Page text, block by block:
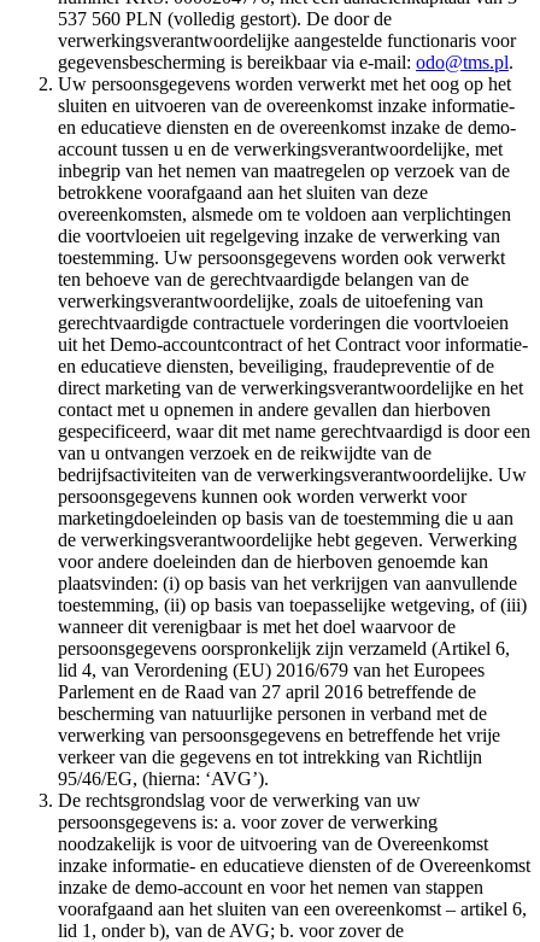
537 560 PLN (volledig gestort). De door de
verwerkingsverantwoordelijke aangestelde functionaris voor
gegevensbescherming is bereikbaar via e-mail: odo@tms.pl.
Uw persoonsgegevens worden verwerkt met het oog op het
sluiten en uitvoeren van de overeenkomst inzake informatie-
en educatieve diensten en de overeenkomst inzake de demo-
account tussen u en de verwerkingsverantwoordelijke, met
inbegrip van het nemen van maatregelen op verzoek van de
betrokkene voorafgaand aan het sluiten van deze
overeenkomsten, alsmede om te voldoen aan verplichtingen
die voortvloeien uit regelgeving inzake de verwerking van
toestemming. Uw persoonsgegevens worden ook verwerkt
ten behoeve van de gerechtvaardigde belangen van de
verwerkingsverantwoordelijke, zoals de uitoefening van
gerechtvaardigde contractuele vorderingen die voortvloeien
uit het Demo-accountcontract of het Contract voor informatie-
en educatieve diensten, beveiliging, fraudepreventie of de
direct marketing van de verwerkingsverantwoordelijke en het
contact met u opnemen in andere gevallen dan hierboven
gespecificeerd, waar dit met name gerechtvaardigd is door een
van u ontvangen verzoek en de reikwijdte van de
bedrijfsactiviteiten van de verwerkingsverantwoordelijke. Uw
persoonsgegevens kunnen ook worden verwerkt voor
marketingdoeleinden op basis van de toestemming die u aan
de verwerkingsverantwoordelijke hebt gegeven. Verwerking
voor andere doeleinden dan de hierboven genoemde kan
plaatsvinden: (i) op basis van het verkrijgen van aanvullende
toestemming, (ii) op basis van toepasselijke wetgeving, of (iii)
wanneer dit verenigbaar is met het doel waarvoor de
persoonsgegevens oorspronkelijk zijn verzameld (Artikel 6,
lid 4, van Verordening (EU) 2016/679 van het Europees
Parlement en de Raad van 27 april 2016 betreffende de
bescherming van natuurlijke personen in verband met de
verwerking van persoonsgegevens en betreffende het vrije
verkeer van die gegevens en tot intrekking van Richtlijn
95/46/EG, (hierna: ‘AVG’).
De rechtsgrondslag voor de verwerking van uw
persoonsgegevens is: a. voor zover de verwerking
noodzakelijk is voor de uitvoering van de Overeenkomst
inzake informatie- en educatieve diensten of de Overeenkomst
inzake de demo-account en voor het nemen van stappen
voorafgaand aan het sluiten van een overeenkomst – artikel 6,
lid 1, onder b), van de AVG; b. voor zover de